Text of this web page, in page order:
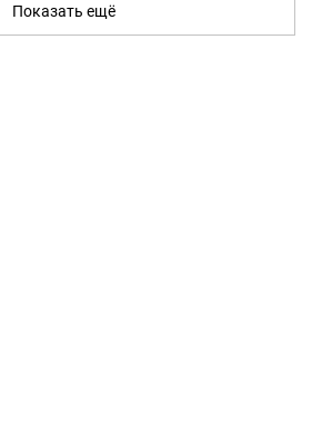
Показать ещё